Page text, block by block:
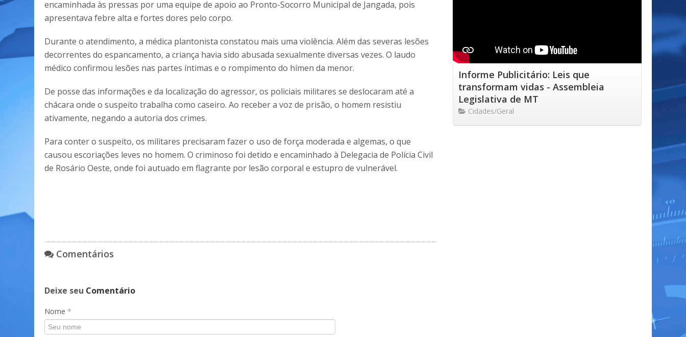
encaminhada às pressas por uma equipe de apoio ao Pronto-Socorro Municipal de Jangada, pois
apresentava febre alta e fortes dores pelo corpo.
Durante o atendimento, a médica plantonista constatou mais uma violência. Além das severas lesões
decorrentes do espancamento, a criança havia sido abusada sexualmente diversas vezes. O laudo
médico confirmou lesões nas partes íntimas e o rompimento do hímen da menor.
De posse das informações e da localização do agressor, os policiais militares se deslocaram até a
chácara onde o suspeito trabalha como caseiro. Ao receber a voz de prisão, o homem resistiu
ativamente, negando a autoria dos crimes.
Para conter o suspeito, os militares precisaram fazer o uso de força moderada e algemas, o que
causou escoriações leves no homem. O criminoso foi detido e encaminhado à Delegacia de Polícia Civil
de Rosário Oeste, onde foi autuado em flagrante por lesão corporal e estupro de vulnerável.
Comentários
Deixe seu Comentário
Nome *
Informe Publicitário: Leis que
transformam vidas - Assembleia
Legislativa de MT
Cidades/Geral